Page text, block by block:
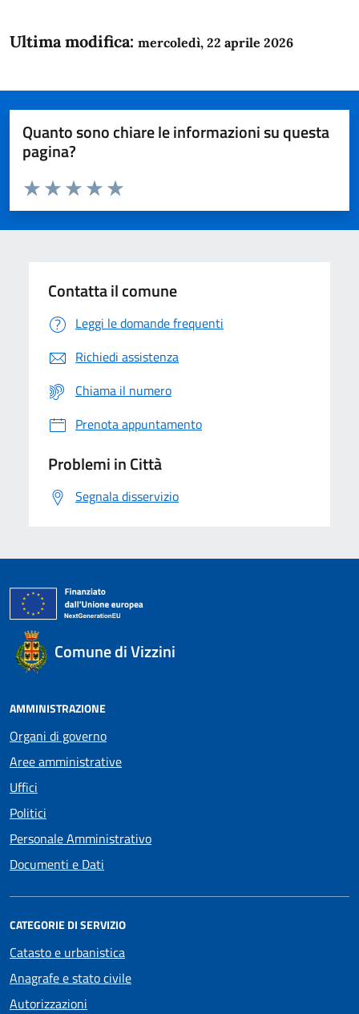
Ultima modifica: mercoledì, 22 aprile 2026
Quanto sono chiare le informazioni su questa
pagina?
Domanda
Valuta da 1 a 5 stelle la pagina
Valuta 5 stelle su 5
Valuta 4 stelle su 5
Valuta 3 stelle su 5
Valuta 2 stelle su 5
Valuta 1 stelle su 5
Contatta il comune
Leggi le domande frequenti
Richiedi assistenza
Chiama il numero
Prenota appuntamento
Problemi in Città
Segnala disservizio
Comune di Vizzini
AMMINISTRAZIONE
Organi di governo
Aree amministrative
Uffici
Politici
Personale Amministrativo
Documenti e Dati
CATEGORIE DI SERVIZIO
Catasto e urbanistica
Anagrafe e stato civile
Autorizzazioni